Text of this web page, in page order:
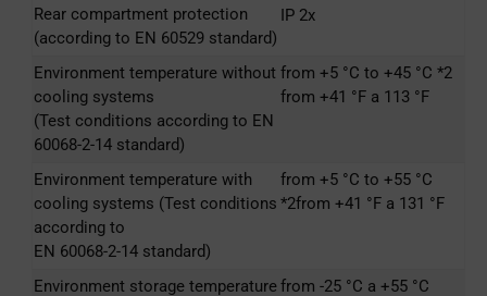
Rear compartment protection
(according to EN 60529 standard)
IP 2x
Environment temperature without
cooling systems
(Test conditions according to EN
60068-2-14 standard)
from +5 °C to +45 °C *2
from +41 °F a 113 °F
Environment temperature with
cooling systems (Test conditions
according to
EN 60068-2-14 standard)
from +5 °C to +55 °C
*2from +41 °F a 131 °F
Environment storage temperaturefrom -25 °C a +55 °C